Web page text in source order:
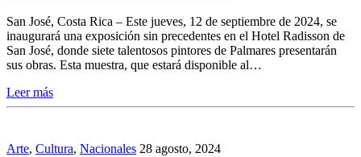
San José, Costa Rica – Este jueves, 12 de septiembre de 2024, se
inaugurará una exposición sin precedentes en el Hotel Radisson de
San José, donde siete talentosos pintores de Palmares presentarán
sus obras. Esta muestra, que estará disponible al…
Leer más
Arte, Cultura, Nacionales 28 agosto, 2024